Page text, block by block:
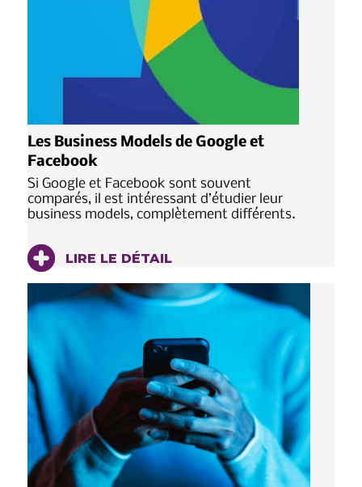
Les Business Models de Google et
Facebook
Si Google et Facebook sont souvent
comparés, il est intéressant d’étudier leur
business models, complètement différents.
LIRE LE DÉTAIL